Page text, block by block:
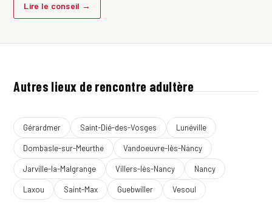
Lire le conseil →
Autres lieux de rencontre adultère
Gérardmer Saint-Dié-des-Vosges Lunéville
Dombasle-sur-Meurthe Vandoeuvre-lès-Nancy
Jarville-la-Malgrange Villers-lès-Nancy Nancy
Laxou Saint-Max Guebwiller Vesoul